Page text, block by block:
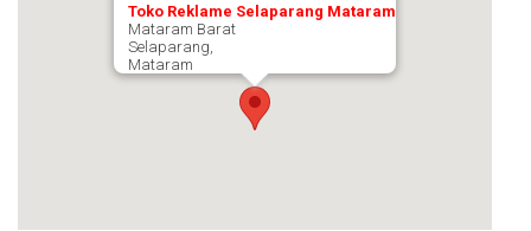
Toko Reklame Selaparang Mataram
Mataram Barat
Selaparang,
Mataram